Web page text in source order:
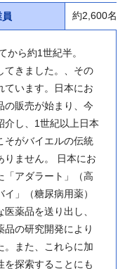
約2,600名
から約1世紀半。
てきました。、その
ています。日本にお
の販売が始まり、今
介し、1世紀以上日本
そがバイエルの伝統
りません。 日本にお
「アダラート」（高
」（糖尿病用薬）
薬品を送り出し、
品の研究開発により
。また、これらに加
を探索することにも